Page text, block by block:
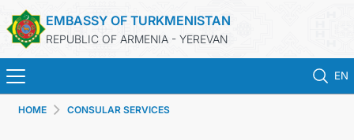
EMBASSY OF TURKMENISTAN
REPUBLIC OF ARMENIA - YEREVAN
EN
HOME
HOME CONSULAR SERVICES